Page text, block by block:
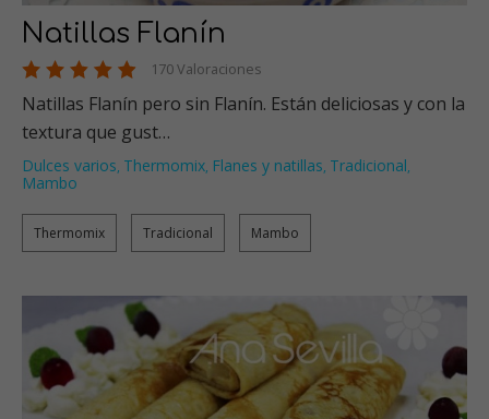
Natillas Flanín
170 Valoraciones
Natillas Flanín pero sin Flanín. Están deliciosas y con la
textura que gust…
Dulces varios, Thermomix, Flanes y natillas, Tradicional,
Mambo
Thermomix Tradicional Mambo